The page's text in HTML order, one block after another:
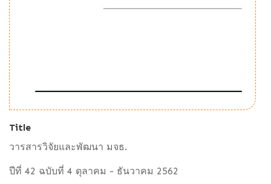
Title
วารสารวิจัยและพัฒนา มจธ.
ปีที่ 42 ฉบับที่ 4 ตุลาคม - ธันวาคม 2562